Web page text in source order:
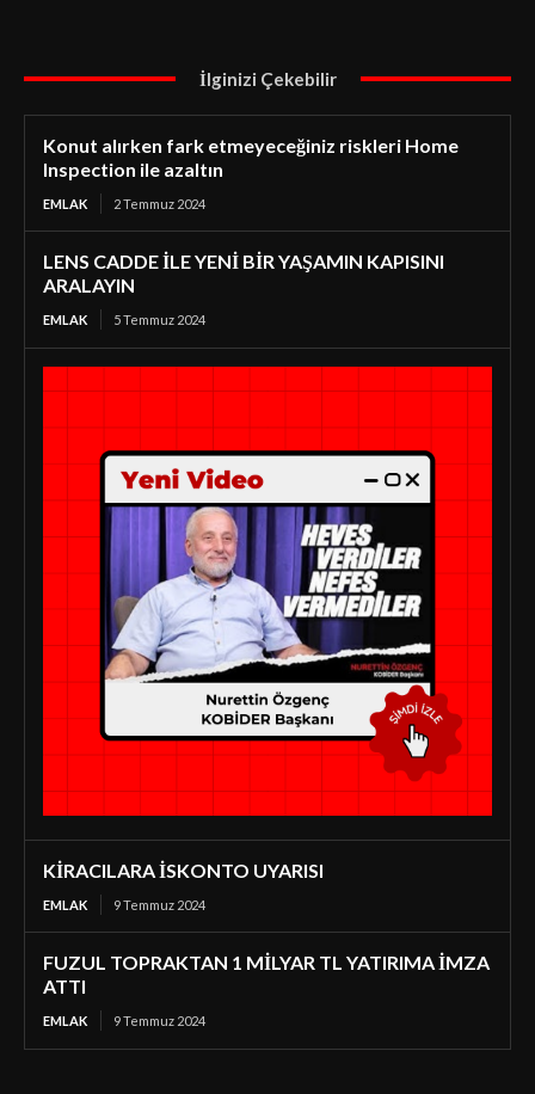
İlginizi Çekebilir
Konut alırken fark etmeyeceğiniz riskleri Home
Inspection ile azaltın
EMLAK 2 Temmuz 2024
LENS CADDE İLE YENİ BİR YAŞAMIN KAPISINI
ARALAYIN
EMLAK 5 Temmuz 2024
KİRACILARA İSKONTO UYARISI
EMLAK 9 Temmuz 2024
FUZUL TOPRAKTAN 1 MİLYAR TL YATIRIMA İMZA
ATTI
EMLAK 9 Temmuz 2024